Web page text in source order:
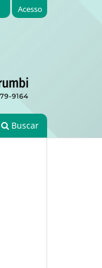
Buscar
Acesso